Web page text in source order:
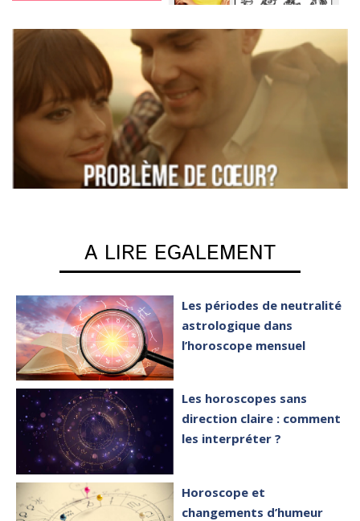
A LIRE EGALEMENT
Les périodes de neutralité
astrologique dans
l’horoscope mensuel
Les horoscopes sans
direction claire : comment
les interpréter ?
Horoscope et
changements d’humeur